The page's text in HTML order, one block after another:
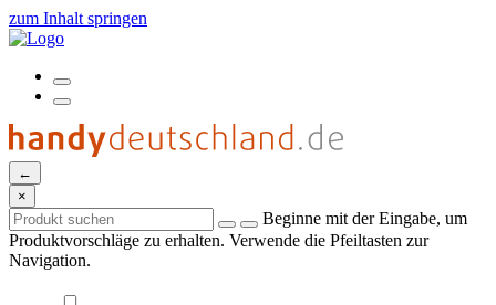
zum Inhalt springen
←
×
Beginne mit der Eingabe, um
Produktvorschläge zu erhalten. Verwende die Pfeiltasten zur
Navigation.